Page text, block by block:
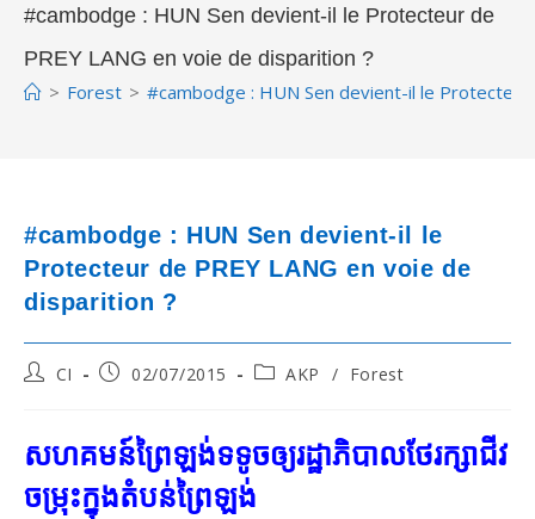
#cambodge : HUN Sen devient-il le Protecteur de
PREY LANG en voie de disparition ?
> Forest > #cambodge : HUN Sen devient-il le
#cambodge : HUN Sen devient-il le
Protecteur de PREY LANG en voie de
disparition ?
PostCI
Post02/07/2015
PostAKP / Forest
សហគមន៍​ព្រៃ​ឡង់​ទទូច​ឲ្យ​រដ្ឋាភិបាល​ថែរក្សា​ជីវ
ចម្រុះ​ក្នុង​តំបន់​ព្រៃ​ឡង់